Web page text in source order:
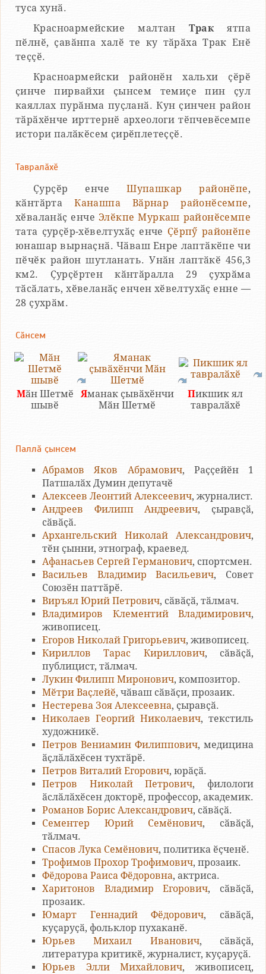
туса хунӑ.
Красноармейские малтанТракятпа
пӗлнӗ, ҫавӑнпа халӗ те ку тӑрӑха Трак Енӗ
теҫҫӗ.
Красноармейски районӗн хальхи ҫӗрӗ
ҫинче пирвайхи ҫынсем темиҫе пин ҫул
каяллах пурӑнма пуҫланӑ. Кун ҫинчен район
тӑрӑхӗнче ирттернӗ археологи тӗпчевӗсемпе
истори палӑкӗсем ҫирӗплетеҫҫӗ.
Тавралӑхӗ
Ҫурҫӗр енчеШупашкар районӗпе,
кӑнтӑртаКанашпа Вӑрнар районӗсемпе,
хӗваланӑҫ енче Элӗкпе Муркаш районӗсемпе
тата ҫурҫӗр-хӗвелтухӑҫ енче Ҫӗрпӳ районӗпе
юнашар вырнаҫнӑ. Чӑваш Енре лаптӑкӗпе чи
пӗчӗк район шутланать. Унӑн лаптӑкӗ 456,3
км2. Ҫурҫӗртен кӑнтӑралла 29 ҫухрӑма
тӑсӑлать, хӗвеланӑҫ енчен хӗвелтухӑҫ енне —
28 ҫухрӑм.
Сӑнсем
Мӑн Шетмӗ
шывӗ
Яманак ҫывӑхӗнчи
Мӑн Шетмӗ
Пикшик ял
тавралӑхӗ
Паллӑ ҫынсем
Абрамов Яков Абрамович, Раҫҫейӗн 1
Патшалӑх Думин депутачӗ
Алексеев Леонтий Алексеевич, журналист.
Андреев Филипп Андреевич, ҫыравҫӑ,
сӑвӑҫӑ.
Архангельский Николай Александрович,
тӗн ҫынни, этнограф, краевед.
Афанасьев Сергей Германович, спортсмен.
Васильев Владимир Васильевич, Совет
Союзӗн паттӑрӗ.
Виръял Юрий Петрович, сӑвӑҫӑ, тӑлмач.
Владимиров Клементий Владимирович,
живописец.
Егоров Николай Григорьевич, живописец.
Кириллов Тарас Кириллович, сӑвӑҫӑ,
публицист, тӑлмач.
Лукин Филипп Миронович, композитор.
Мӗтри Ваҫлейӗ, чӑваш сӑвӑҫи, прозаик.
Нестерева Зоя Алексеевна, ҫыравҫӑ.
Николаев Георгий Николаевич, текстиль
художникӗ.
Петров Вениамин Филиппович, медицина
ӑҫлӑлӑхӗсен тухтӑрӗ.
Петров Виталий Егорович, юрӑҫӑ.
Петров Николай Петрович, филологи
ӑслӑлӑхӗсен докторӗ, профессор, академик.
Романов Борис Александрович, сӑвӑҫӑ.
Сементер Юрий Семёнович, сӑвӑҫӑ,
тӑлмач.
Спасов Лука Семёнович, политика ӗҫченӗ.
Трофимов Прохор Трофимович, прозаик.
Фёдорова Раиса Фёдоровна, актриса.
Харитонов Владимир Егорович, сӑвӑҫӑ,
прозаик.
Юмарт Геннадий Фёдорович, сӑвӑҫӑ,
куҫаруҫӑ, фольклор пухаканӗ.
Юрьев Михаил Иванович, сӑвӑҫӑ,
литература критикӗ, журналист, куҫаруҫӑ.
Юрьев Элли Михайлович, живописец,